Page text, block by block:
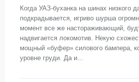
Когда УАЗ-буханка на шинах низкого
подкрадывается, игриво шурша
момент все же настораживающий,
надвигается локомотив. Некую
мощный «буфер» силового бампера,
уровне груди. Да и...